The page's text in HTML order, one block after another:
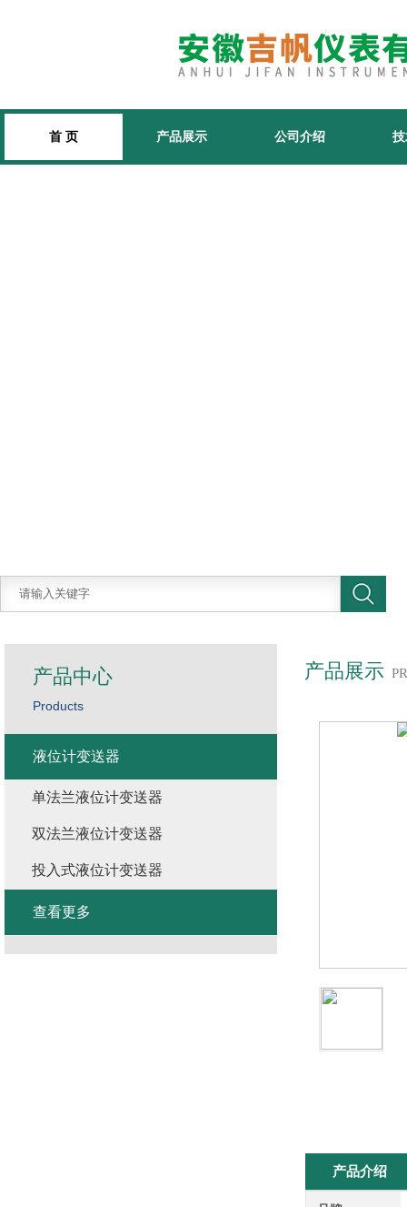
首 页 产品展示 公司介绍
产品展示
产品介绍
产品中心
Products
液位计变送器
单法兰液位计变送器
双法兰液位计变送器
投入式液位计变送器
查看更多